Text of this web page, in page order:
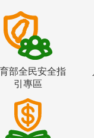
部全民安全指
引專區